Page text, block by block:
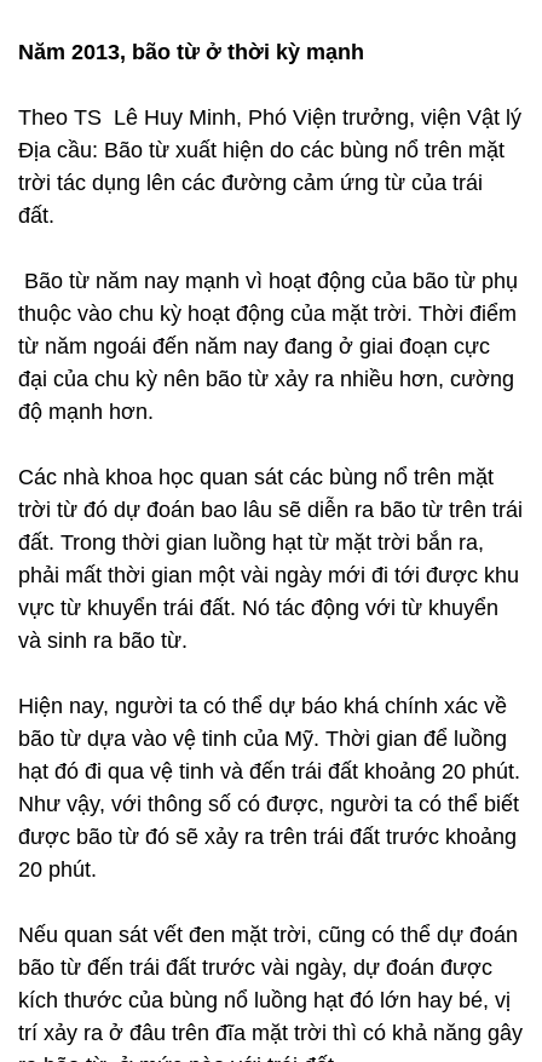
Năm 2013, bão từ ở thời kỳ mạnh
Theo TS Lê Huy Minh, Phó Viện trưởng, viện Vật lý
Địa cầu: Bão từ xuất hiện do các bùng nổ trên mặt
trời tác dụng lên các đường cảm ứng từ của trái
đất.
Bão từ năm nay mạnh vì hoạt động của bão từ phụ
thuộc vào chu kỳ hoạt động của mặt trời. Thời điểm
từ năm ngoái đến năm nay đang ở giai đoạn cực
đại của chu kỳ nên bão từ xảy ra nhiều hơn, cường
độ mạnh hơn.
Các nhà khoa học quan sát các bùng nổ trên mặt
trời từ đó dự đoán bao lâu sẽ diễn ra bão từ trên trái
đất. Trong thời gian luồng hạt từ mặt trời bắn ra,
phải mất thời gian một vài ngày mới đi tới được khu
vực từ khuyển trái đất. Nó tác động với từ khuyển
và sinh ra bão từ.
Hiện nay, người ta có thể dự báo khá chính xác về
bão từ dựa vào vệ tinh của Mỹ. Thời gian để luồng
hạt đó đi qua vệ tinh và đến trái đất khoảng 20 phút.
Như vậy, với thông số có được, người ta có thể biết
được bão từ đó sẽ xảy ra trên trái đất trước khoảng
20 phút.
Nếu quan sát vết đen mặt trời, cũng có thể dự đoán
bão từ đến trái đất trước vài ngày, dự đoán được
kích thước của bùng nổ luồng hạt đó lớn hay bé, vị
trí xảy ra ở đâu trên đĩa mặt trời thì có khả năng gây